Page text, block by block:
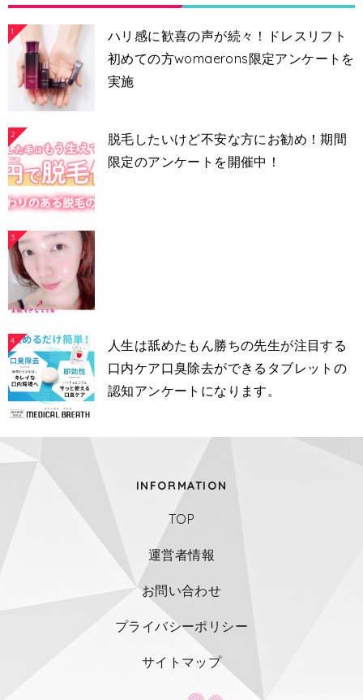
1
ハリ感に歓喜の声が続々！ドレスリフト
初めての方womaerons限定アンケートを
実施
2
脱毛したいけど不安な方にお勧め！期間
限定のアンケートを開催中！
3
4
人生は舐めたもん勝ちの先生が注目する
口内ケア口臭除去ができるタブレットの
認知アンケートになります。
INFORMATION
TOP
運営者情報
お問い合わせ
プライバシーポリシー
サイトマップ